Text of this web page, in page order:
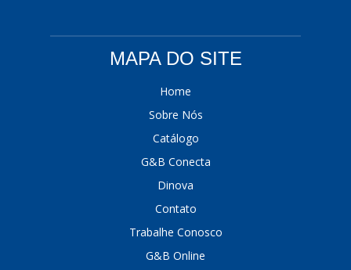
MAPA DO SITE
Home
Sobre Nós
Catálogo
G&B Conecta
Dinova
Contato
Trabalhe Conosco
G&B Online